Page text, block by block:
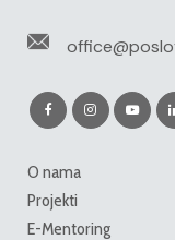
O nama
Projekti
E-Mentoring